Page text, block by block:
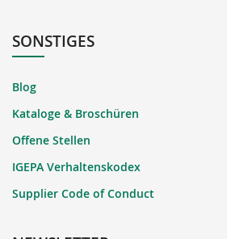
SONSTIGES
Blog
Kataloge & Broschüren
Offene Stellen
IGEPA Verhaltenskodex
Supplier Code of Conduct